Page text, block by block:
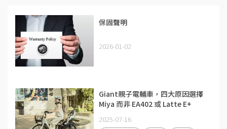
保固聲明
2026-01-02
Giant親子電輔車，四大原因選擇
Miya 而非 EA402 或 Latte E+
2025-07-16